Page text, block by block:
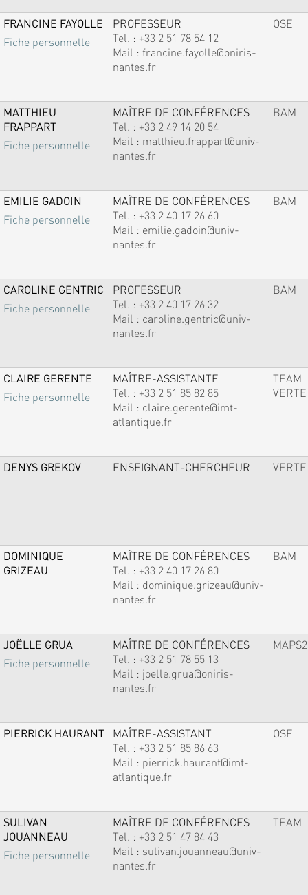
FRANCINE FAYOLLE
Fiche personnelle
PROFESSEUR
Tel. : +33 2 51 78 54 12
Mail : francine.fayolle@oniris-
nantes.fr
OSE
MATTHIEU
FRAPPART
Fiche personnelle
MAÎTRE DE CONFÉRENCES
Tel. : +33 2 49 14 20 54
Mail : matthieu.frappart@univ-
nantes.fr
BAM
EMILIE GADOIN
Fiche personnelle
MAÎTRE DE CONFÉRENCES
Tel. : +33 2 40 17 26 60
Mail : emilie.gadoin@univ-
nantes.fr
BAM
CAROLINE GENTRIC
Fiche personnelle
PROFESSEUR
Tel. : +33 2 40 17 26 32
Mail : caroline.gentric@univ-
nantes.fr
BAM
CLAIRE GERENTE
Fiche personnelle
MAÎTRE-ASSISTANTE
Tel. : +33 2 51 85 82 85
Mail : claire.gerente@imt-
atlantique.fr
TEAM
VERTE
DENYS GREKOV ENSEIGNANT-CHERCHEUR VERTE
DOMINIQUE
GRIZEAU
MAÎTRE DE CONFÉRENCES
Tel. : +33 2 40 17 26 80
Mail : dominique.grizeau@univ-
nantes.fr
BAM
JOËLLE GRUA
Fiche personnelle
MAÎTRE DE CONFÉRENCES
Tel. : +33 2 51 78 55 13
Mail : joelle.grua@oniris-
nantes.fr
MAPS2
PIERRICK HAURANT
MAÎTRE-ASSISTANT
Tel. : +33 2 51 85 86 63
Mail : pierrick.haurant@imt-
atlantique.fr
OSE
SULIVAN
JOUANNEAU
Fiche personnelle
MAÎTRE DE CONFÉRENCES
Tel. : +33 2 51 47 84 43
Mail : sulivan.jouanneau@univ-
nantes.fr
TEAM